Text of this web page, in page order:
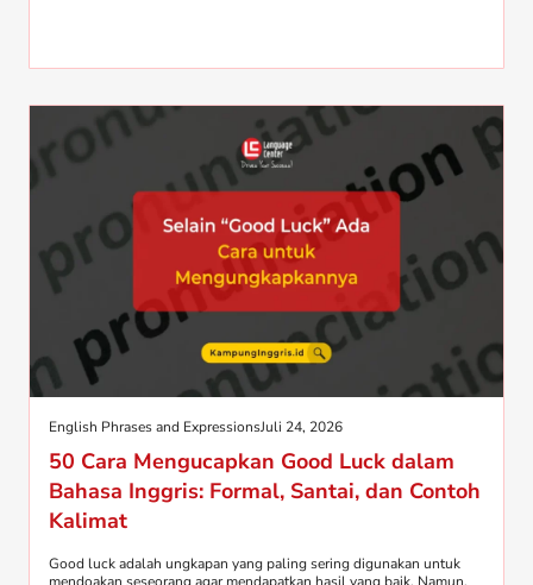
English Phrases and ExpressionsJuli 24, 2026
50 Cara Mengucapkan Good Luck dalam
Bahasa Inggris: Formal, Santai, dan Contoh
Kalimat
Good luck adalah ungkapan yang paling sering digunakan untuk